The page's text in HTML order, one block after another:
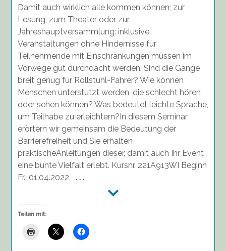
Tipps
zur
Planung
und
in
Kooperation
mit
der
Agentur
fürs
Ehrenamt,
Damit auch wirklich alle kommen können; zur
Lesung, zum Theater oder zur
Jahreshauptversammlung: inklusive
Veranstaltungen ohne Hindernisse für
Teilnehmende mit Einschränkungen müssen im
Vorwege gut durchdacht werden. Sind die Gänge
breit genug für Rollstuhl-Fahrer? Wie können
Menschen unterstützt werden, die schlecht hören
oder sehen können? Was bedeutet leichte Sprache,
um Teilhabe zu erleichtern?In diesem Seminar
erörtern wir gemeinsam die Bedeutung der
Barrierefreiheit und Sie erhalten
praktischeAnleitungen dieser, damit auch Ihr Event
eine bunte Vielfalt erlebt. Kursnr. 221A913WI Beginn
Fr., 01.04.2022, . . .
Teilen mit: